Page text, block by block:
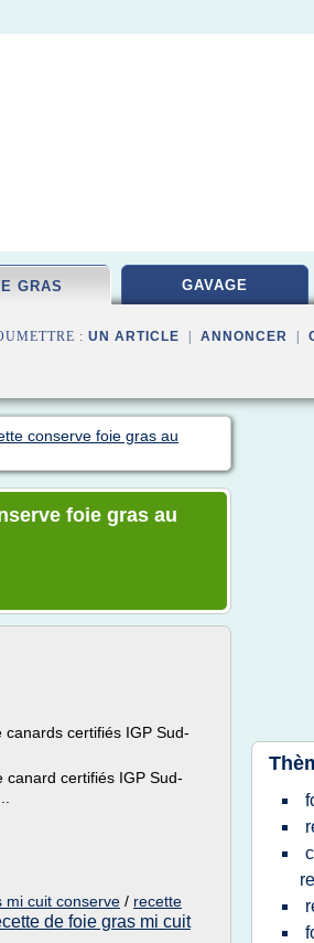
GRAS GAVAGE
: UN ARTICLE ANNONCER
conserve foie gras au
foie gras au
certifiés IGP Sud-
certifiés IGP Sud-
mi cuit conserve / recette
de foie gras mi cuit